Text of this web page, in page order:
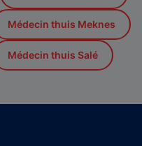
Médecin thuis Meknes
Médecin thuis Salé